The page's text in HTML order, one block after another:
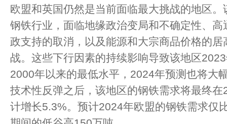
欧盟和英国仍然是当前面临最大挑战的地区
钢铁行业，面临地缘政治变局和不确定性、
政支持的取消，以及能源和大宗商品价格的
战。这些下行因素的持续影响导致该地区
2000年以来的最低水平，2024年预测也将大
技术性反弹之后，该地区的钢铁需求将最终
计增长5.3%。预计2024年欧盟的钢铁需求仅